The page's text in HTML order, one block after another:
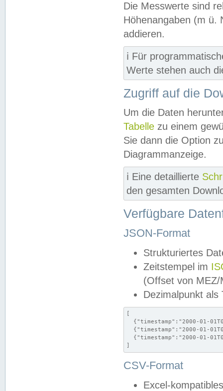
Die Messwerte sind
Höhenangaben (m ü.
addieren.
ℹ️ Für
Werte stehen auch
Zugriff auf die
Um die Daten
Tabelle zu einem
Sie dann die Option
Diagrammanzeige.
ℹ️ Eine detaillierte
den gesamten
Verfügbare
JSON-Format
Strukturiertes
Zeitstempel im
(Offset von MEZ/
Dezimalpunkt als
[
{"timestamp":"2000-01-
{"timestamp":"2000-01-
{"timestamp":"2000-01-
]
CSV-Format
Excel-